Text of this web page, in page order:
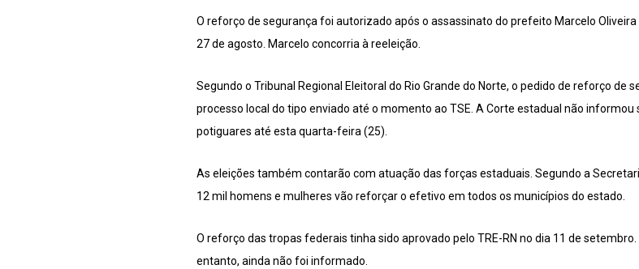
O reforço de segurança foi autorizado após o assassinato do prefeito Marcelo Oliveira
27 de agosto. Marcelo concorria à reeleição.
Segundo o Tribunal Regional Eleitoral do Rio Grande do Norte, o pedido de reforço de
processo local do tipo enviado até o momento ao TSE. A Corte estadual não
potiguares até esta quarta-feira (25).
As eleições também contarão com atuação das forças estaduais. Segundo a
12 mil homens e mulheres vão reforçar o efetivo em todos os municípios do estado.
O reforço das tropas federais tinha sido aprovado pelo TRE-RN no dia 11 de
entanto, ainda não foi informado.